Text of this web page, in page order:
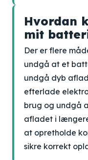
Hvordan
mit
Der er flere
undgå at et
undgå dyb
efterlade
brug og undgå
afladet i
at opretholde
sikre korrekt